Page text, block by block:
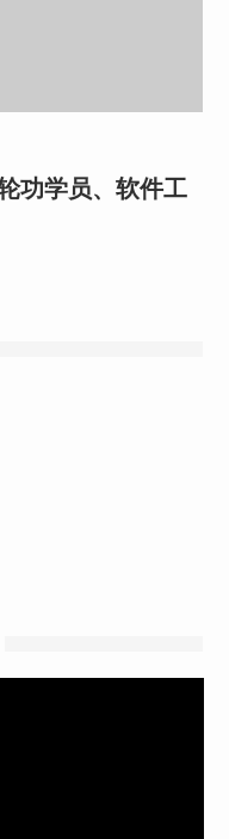
功学员、软件工